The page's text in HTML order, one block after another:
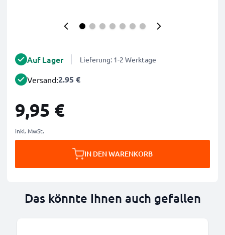
Auf Lager Lieferung: 1-2 Werktage
Versand:2.95 €
9,95 €
inkl. MwSt.
IN DEN WARENKORB
Das könnte Ihnen auch gefallen